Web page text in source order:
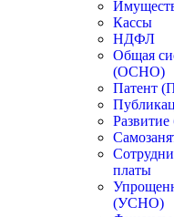
Кассы
НДФЛ
Общая
(ОСНО)
Патент
Развитие
платы
(УСНО)